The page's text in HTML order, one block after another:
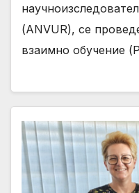
(ANVUR), се
взаимно обучение